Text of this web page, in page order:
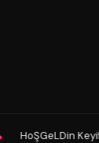
Vakitler Diler